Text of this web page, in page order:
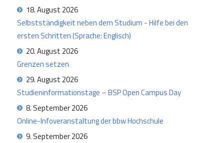
18. August 2026
Selbstständigkeit neben dem Studium - Hilfe bei den
ersten Schritten (Sprache: Englisch)
20. August 2026
Grenzen setzen
29. August 2026
Studieninformationstage – BSP Open Campus Day
8. September 2026
Online-Infoveranstaltung der bbw Hochschule
9. September 2026